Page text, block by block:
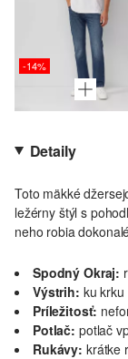
-14%
Detaily
Toto mäkké
ležérny štýl s
neho robia
Spodný Okraj:
Výstrih: ku krku
Príležitosť:
Potlač: potlač
Rukávy: krátke